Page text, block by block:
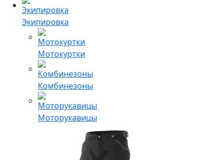
Экипировка
Мотокуртки
Комбинезоны
Моторукавицы